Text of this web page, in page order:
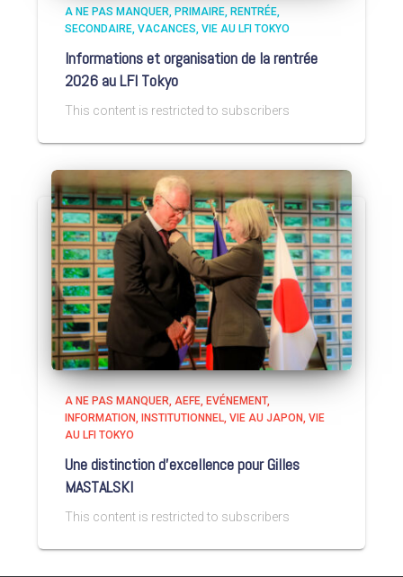
A NE PAS MANQUER PRIMAIRE RENTRÉE
SECONDAIRE VACANCES VIE AU LFI TOKYO
Informations et organisation de la rentrée
2026 au LFI Tokyo
This content is restricted to subscribers
A NE PAS MANQUER AEFE EVÉNEMENT
INFORMATION
INSTITUTIONNEL VIE AU JAPON VIE
AU LFI TOKYO
Une distinction d’excellence pour Gilles
MASTALSKI
This content is restricted to subscribers